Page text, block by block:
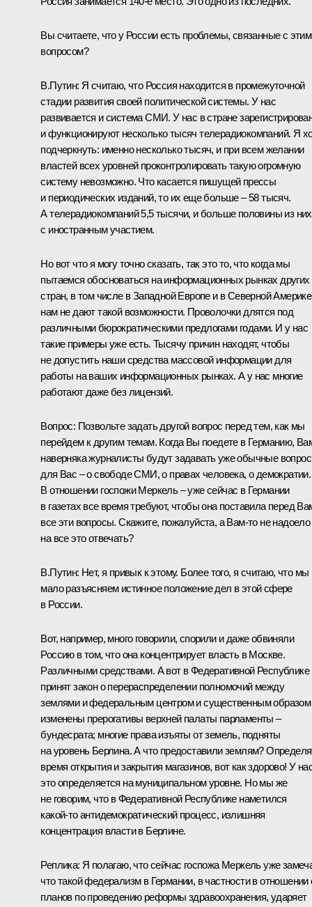
Вы считаете, что у России есть проблемы, связанные с этим
вопросом?
В.Путин: Я считаю, что Россия находится в промежуточной
стадии развития своей политической системы. У нас
развивается и система СМИ. У нас в стране
и функционируют несколько тысяч телерадиокомпаний. Я
подчеркнуть: именно несколько тысяч, и при всем желании
властей всех уровней проконтролировать такую огромную
систему невозможно. Что касается пишущей прессы
и периодических изданий, то их еще больше – 58 тысяч.
А телерадиокомпаний 5,5 тысячи, и больше половины из них
с иностранным участием.
Но вот что я могу точно сказать, так это то, что когда мы
пытаемся обосноваться на информационных рынках других
стран, в том числе в Западной Европе и в Северной
нам не дают такой возможности. Проволочки длятся под
различными бюрократическими предлогами годами. И у нас
такие примеры уже есть. Тысячу причин находят, чтобы
не допустить наши средства массовой информации для
работы на ваших информационных рынках. А у нас многие
работают даже без лицензий.
Вопрос: Позвольте задать другой вопрос перед тем, как мы
перейдем к другим темам. Когда Вы поедете в Германию,
наверняка журналисты будут задавать уже обычные
для Вас – о свободе СМИ, о правах человека, о демократии.
В отношении госпожи Меркель – уже сейчас в Германии
в газетах все время требуют, чтобы она поставила перед
все эти вопросы. Скажите, пожалуйста, а Вам‑то не надоело
на все это отвечать?
В.Путин: Нет, я привык к этому. Более того, я считаю, что мы
мало разъясняем истинное положение дел в этой сфере
в России.
Вот, например, много говорили, спорили и даже обвиняли
Россию в том, что она концентрирует власть в Москве.
Различными средствами. А вот в Федеративной Республике
принят закон о перераспределении полномочий между
землями и федеральным центром и существенным образом
изменены прерогативы верхней палаты парламенты –
бундесрата; многие права изъяты от земель, подняты
на уровень Берлина. А что предоставили землям?
время открытия и закрытия магазинов, вот как здорово! У
это определяется на муниципальном уровне. Но мы же
не говорим, что в Федеративной Республике наметился
какой‑то антидемократический процесс, излишняя
концентрация власти в Берлине.
Реплика: Я полагаю, что сейчас госпожа Меркель уже
что такой федерализм в Германии, в частности в отношении
планов по проведению реформы здравоохранения, ударяет